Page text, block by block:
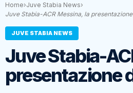
Home›Juve Stabia News›
Juve Stabia-ACR Messina, la
JUVE STABIA NEWS
Juve Stabia-
presentazione